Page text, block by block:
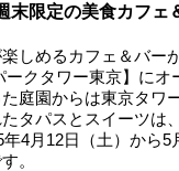
末限定の美食カフェ
しめるカフェ＆バー
ークタワー東京】に
た庭園からは東京タワ
タパスとスイーツは
4月12日（土）から5
。